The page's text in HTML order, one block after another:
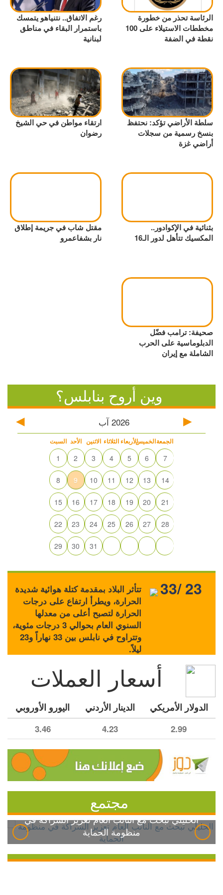
الرئاسة تحذر من خطورة
مخططات الاستيلاء على 100
نقطة في الضفة
رغم الاتفاق.. نتنياهو يتمسك
باستمرار البقاء في مناطق
لبنانية
سلطة الأراضي تؤكد: نحتفظ
بنسخ رسمية من سجلات
أراضي غزة
ارتقاء مواطن في حي الشيخ
رضوان
بثنائية في الإكوادور..
المكسيك تتأهل لدور الـ16
مقتل شاب في جريمة إطلاق
نار بشفاعمرو
صحيفة: ترامب فضّل
الدبلوماسية على الحرب
الشاملة مع إيران
وين أروح بنابلس؟
2026 آب
السبت الأحد الاثنين الثلاثاء الأربعاءالخميسالجمعة
1 2 3 4 5 6 7
8 9 10 11 12 13 14
15 16 17 18 19 20 21
22 23 24 25 26 27 28
29 30 31
تتأثر البلاد بمقدمة كتلة هوائية شديدة
الحرارة، ويطرأ ارتفاع على درجات
الحرارة لتصبح أعلى من معدلها
السنوي العام بحوالي 3 درجات مئوية،
وتتراوح في نابلس بين 33 نهاراً و23
ليلاً.
33/ 23
أسعار العملات
الدولار الأمريكي الدينار الأردني اليورو الأوروبي
2.99
4.23
3.46
مجتمع
الخليلي تبحث مع النائب العام تعزيز الشراكة في
منظومة الحماية